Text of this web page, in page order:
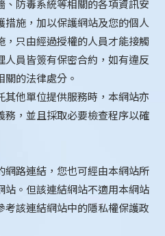
、防毒系統等相關的各項資訊安
施，加以保護網站及您的個人
，只由經過授權的人員才能接觸
人員皆簽有保密合約，如有違反
的法律處分。
其他單位提供服務時，本網站亦
務，並且採取必要檢查程序以確
路連結，您也可經由本網站所
。但該連結網站不適用本網站
該連結網站中的隱私權保護政